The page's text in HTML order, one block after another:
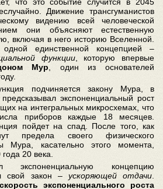
Движение трансгуманистов
видению всей человеческой
они объясняют естественную
включая в него историю Вселенной.
единственной концепцией –
функции, которую впервые
Мур , один из основателей
подчиняется закону Мура, в
экспоненциальный рост
на интегральных микросхемах, что
приборов каждые 18 месяцев.
пойдет на спад. После того, как
предела своего физического
Мура, касательно этого момента,
20 века.
экспоненциальную концепцию
свой закон – ускоряющей отдачи
скорость экспоненциального роста